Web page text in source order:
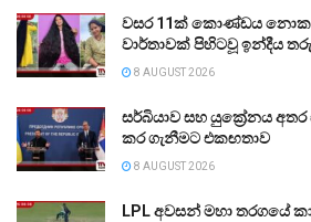
වසර 11ක් කොණ්ඩය
වාර්තාවක් පිහිටවූ ඉන්දීය
8 AUGUST 2026
සර්බියාව සහ යුක්‍රේනය
කර ගැනීමට එකඟතාව
8 AUGUST 2026
LPL අවසන් මහා තරගයේ